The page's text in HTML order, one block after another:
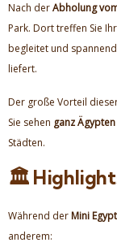
Nach derAbholung
Park. Dort treffen Sie
begleitet und
liefert.
Der große Vorteil
Sie sehen ganz
Städten.
🏛️
Während derMini
anderem: